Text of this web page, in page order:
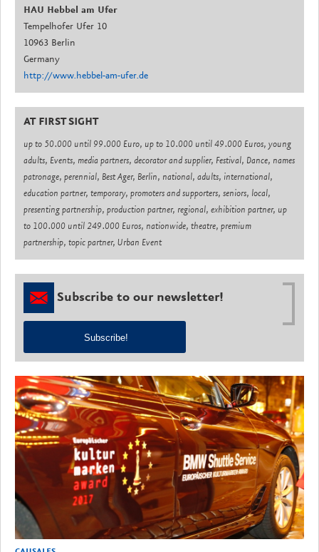
HAU Hebbel am Ufer
Tempelhofer Ufer 10
10963 Berlin
Germany
http://www.hebbel-am-ufer.de
AT FIRST SIGHT
up to 50.000 until 99.000 Euro, up to 10.000 until 49.000 Euros, young
adults, Events, media partners, decorator and supplier, Festival, Dance, names
patronage, perennial, Best Ager, Berlin, national, adults, international,
education partner, temporary, promoters and supporters, seniors, local,
presenting partnership, production partner, regional, exhibition partner, up
to 100.000 until 249.000 Euros, nationwide, theatre, premium
partnership, topic partner, Urban Event
Subscribe to our newsletter!
Subscribe!